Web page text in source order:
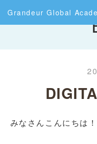
Grandeur Global
みなさんこんにちは